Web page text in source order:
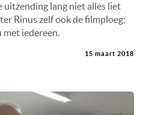
uitzending lang niet alles liet
Rinus zelf ook de filmploeg;
met iedereen.
15 maart 2018